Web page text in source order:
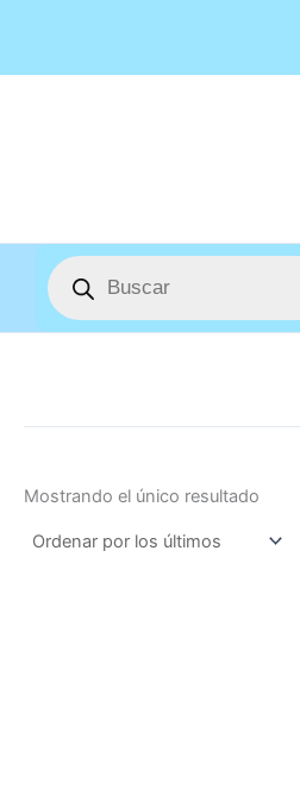
contenido
Búsqueda
de
productos
Mostrando el único resultado